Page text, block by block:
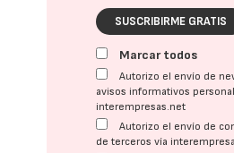
SUSCRIBIRME GRATIS
Marcar todos
Autorizo el envío de
avisos informativos
interempresas.net
Autorizo el envío de
de terceros vía